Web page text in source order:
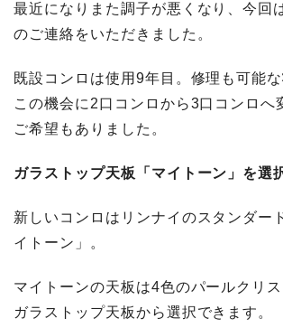
最近になりまた調子が悪くなり、今回
のご連絡をいただきました。
既設コンロは使用9年目。修理も可能な
この機会に2口コンロから3口コンロへ
ご希望もありました。
ガラストップ天板「マイトーン」を選
新しいコンロはリンナイのスタンダー
イトーン」。
マイトーンの天板は4色のパールクリス
ガラストップ天板から選択できます。